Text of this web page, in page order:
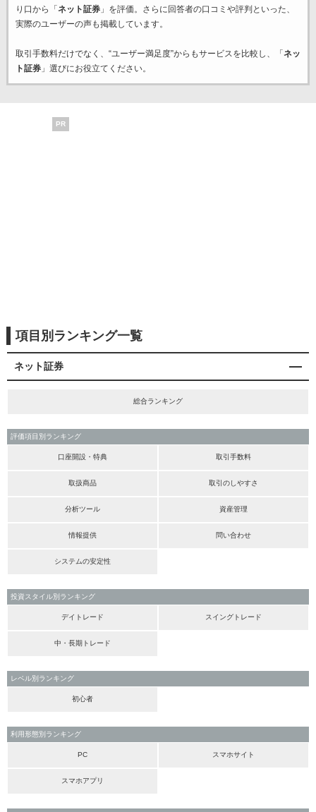
り口から「 ネット証券」を評価。さらに回答者の口コミや評判といった、
実際のユーザーの声も掲載しています。
取引手数料だけでなく、“ユーザー満足度”からもサービスを比較し、「 ネッ
ト証券」選びにお役立てください。
PR
項目別ランキング一覧
ネット証券
総合ランキング
評価項目別ランキング
口座開設・特典 取引手数料
取扱商品 取引のしやすさ
分析ツール 資産管理
情報提供 問い合わせ
システムの安定性
投資スタイル別ランキング
デイトレード スイングトレード
中・長期トレード
レベル別ランキング
初心者
利用形態別ランキング
PC スマホサイト
スマホアプリ